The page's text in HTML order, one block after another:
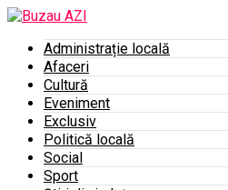
Administrație locală
Afaceri
Cultură
Eveniment
Exclusiv
Politică locală
Social
Sport